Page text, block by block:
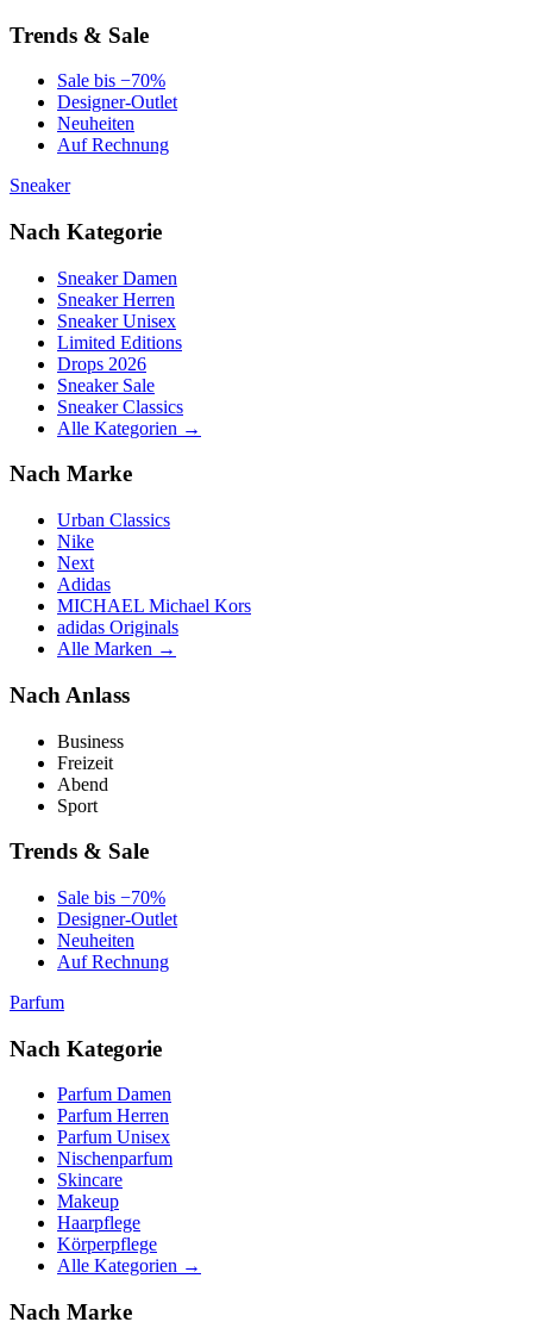
Trends & Sale
Sale bis −70%
Designer-Outlet
Neuheiten
Auf Rechnung
Sneaker
Nach Kategorie
Sneaker Damen
Sneaker Herren
Sneaker Unisex
Limited Editions
Drops 2026
Sneaker Sale
Sneaker Classics
Alle Kategorien →
Nach Marke
Urban Classics
Nike
Next
Adidas
MICHAEL Michael Kors
adidas Originals
Alle Marken →
Nach Anlass
Business
Freizeit
Abend
Sport
Trends & Sale
Sale bis −70%
Designer-Outlet
Neuheiten
Auf Rechnung
Parfum
Nach Kategorie
Parfum Damen
Parfum Herren
Parfum Unisex
Nischenparfum
Skincare
Makeup
Haarpflege
Körperpflege
Alle Kategorien →
Nach Marke